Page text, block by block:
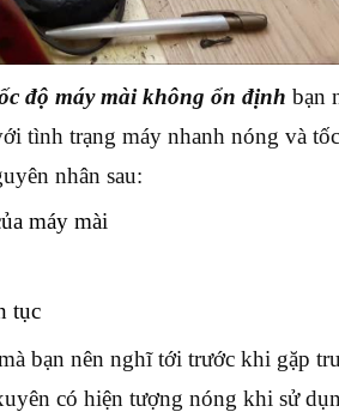
độ máy mài không ổn định bạn
tình trạng máy nhanh nóng và
nhân sau:
máy mài
tục
bạn nên nghĩ tới trước khi gặp
có hiện tượng nóng khi sử